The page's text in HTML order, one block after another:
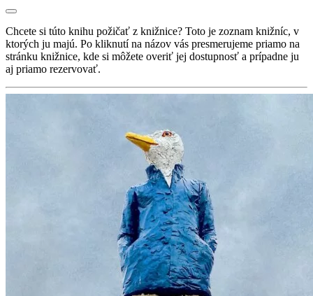
Chcete si túto knihu požičať z knižnice? Toto je zoznam knižníc, v
ktorých ju majú. Po kliknutí na názov vás presmerujeme priamo na
stránku knižnice, kde si môžete overiť jej dostupnosť a prípadne ju
aj priamo rezervovať.